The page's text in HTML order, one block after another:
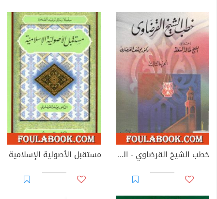
خطب الشيخ القرضاوي - الجزء الثالث مستقبل الأصولية الإسلامية